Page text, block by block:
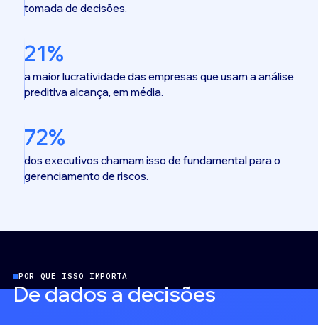
tomada de decisões.
21%
a maior lucratividade das empresas que usam a análise
preditiva alcança, em média.
72%
dos executivos chamam isso de fundamental para o
gerenciamento de riscos.
POR QUE ISSO IMPORTA
Dedadosadecisões